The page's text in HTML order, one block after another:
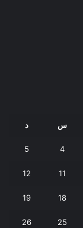
س د
4
5
11
12
18
19
25
26